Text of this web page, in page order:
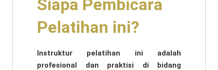
Siapa Pembicara
Pelatihan ini?
Instruktur pelatihan ini adalah
profesional dan praktisi di bidang